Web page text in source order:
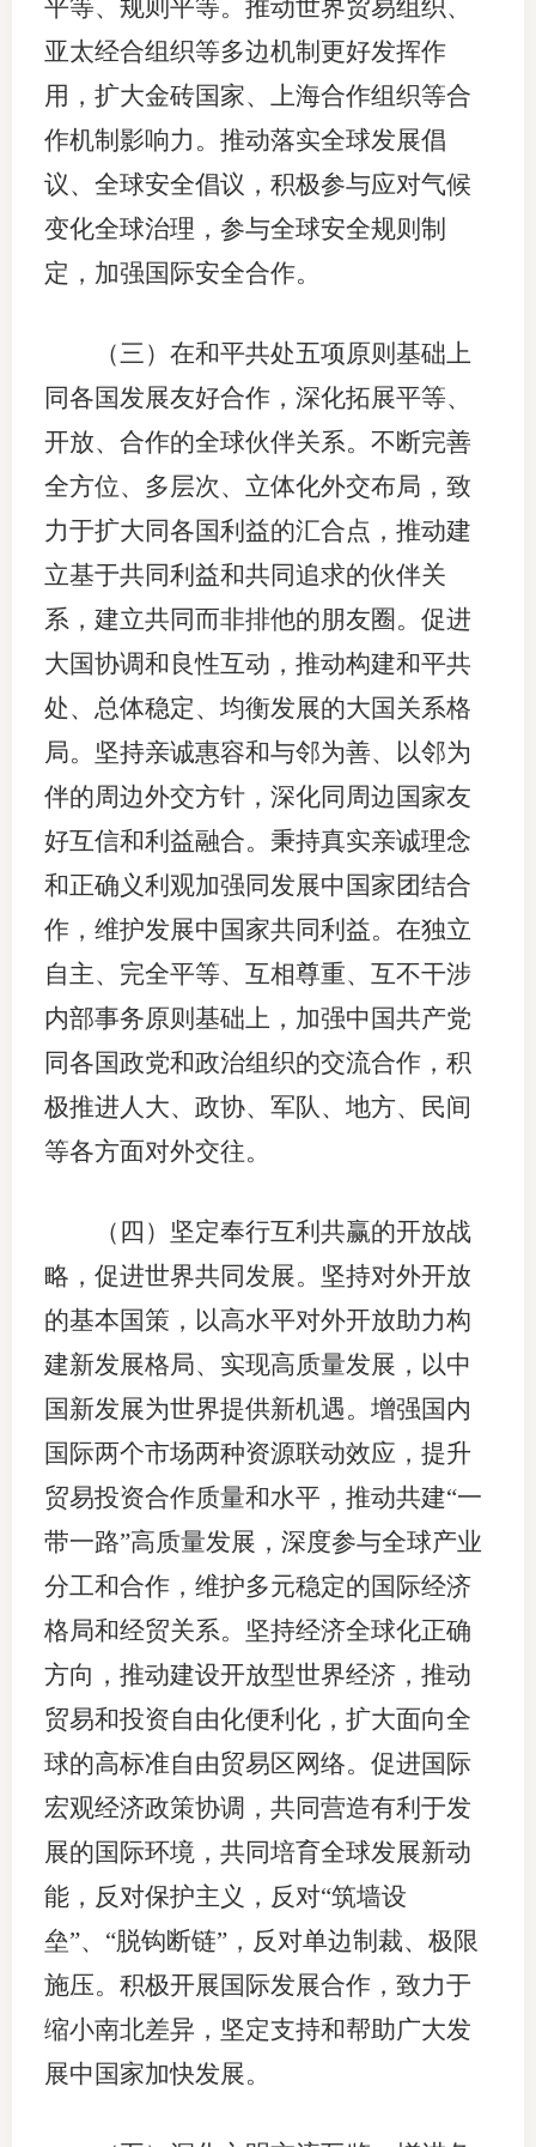
平等、规则平等。推动世界贸易组织、
亚太经合组织等多边机制更好发挥作
用，扩大金砖国家、上海合作组织等合
作机制影响力。推动落实全球发展倡
议、全球安全倡议，积极参与应对气候
变化全球治理，参与全球安全规则制
定，加强国际安全合作。
（三）在和平共处五项原则基础上
同各国发展友好合作，深化拓展平等、
开放、合作的全球伙伴关系。不断完善
全方位、多层次、立体化外交布局，致
力于扩大同各国利益的汇合点，推动建
立基于共同利益和共同追求的伙伴关
系，建立共同而非排他的朋友圈。促进
大国协调和良性互动，推动构建和平共
处、总体稳定、均衡发展的大国关系格
局。坚持亲诚惠容和与邻为善、以邻为
伴的周边外交方针，深化同周边国家友
好互信和利益融合。秉持真实亲诚理念
和正确义利观加强同发展中国家团结合
作，维护发展中国家共同利益。在独立
自主、完全平等、互相尊重、互不干涉
内部事务原则基础上，加强中国共产党
同各国政党和政治组织的交流合作，积
极推进人大、政协、军队、地方、民间
等各方面对外交往。
（四）坚定奉行互利共赢的开放战
略，促进世界共同发展。坚持对外开放
的基本国策，以高水平对外开放助力构
建新发展格局、实现高质量发展，以中
国新发展为世界提供新机遇。增强国内
国际两个市场两种资源联动效应，提升
贸易投资合作质量和水平，推动共建“一
带一路”高质量发展，深度参与全球产业
分工和合作，维护多元稳定的国际经济
格局和经贸关系。坚持经济全球化正确
方向，推动建设开放型世界经济，推动
贸易和投资自由化便利化，扩大面向全
球的高标准自由贸易区网络。促进国际
宏观经济政策协调，共同营造有利于发
展的国际环境，共同培育全球发展新动
能，反对保护主义，反对“筑墙设
垒”、“脱钩断链”，反对单边制裁、极限
施压。积极开展国际发展合作，致力于
缩小南北差异，坚定支持和帮助广大发
展中国家加快发展。